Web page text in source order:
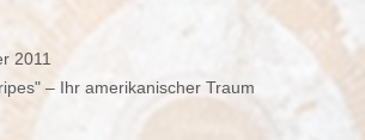
2011
– Ihr amerikanischer Traum